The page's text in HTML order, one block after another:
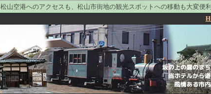
松山空港へのアクセスも、松山市街地の観光スポットへの移動も大変